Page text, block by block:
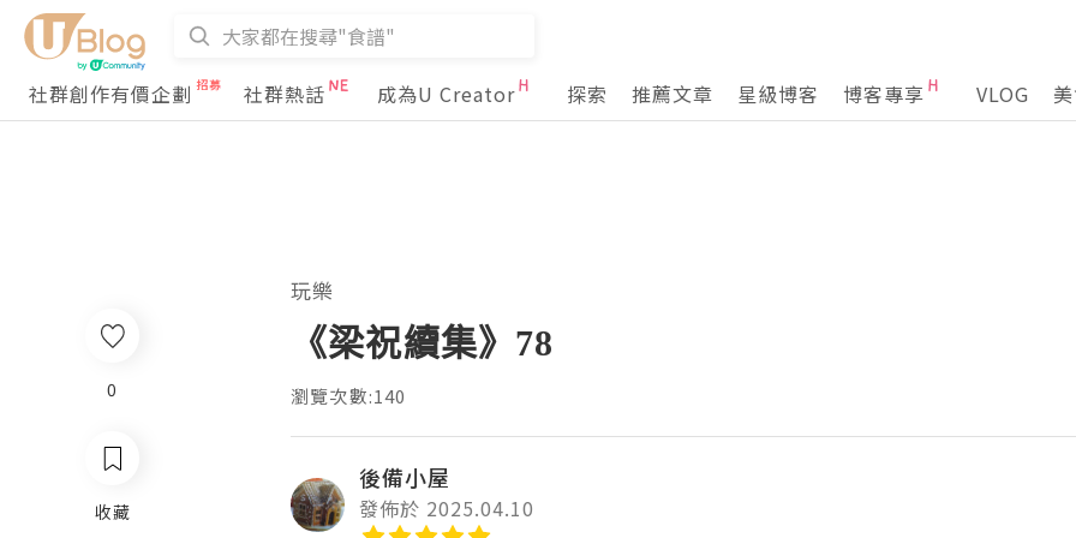
社群創作有價企劃 社群熱話 成為U Creator 探索 推薦文章 星級博客 博客專享 VLOG
玩樂
《梁祝續集》78
瀏覽次數:140
後備小屋
發佈於 2025.04.10
0
收藏